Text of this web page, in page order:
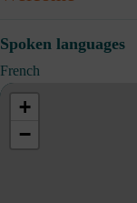
Spoken languages
French
+
−